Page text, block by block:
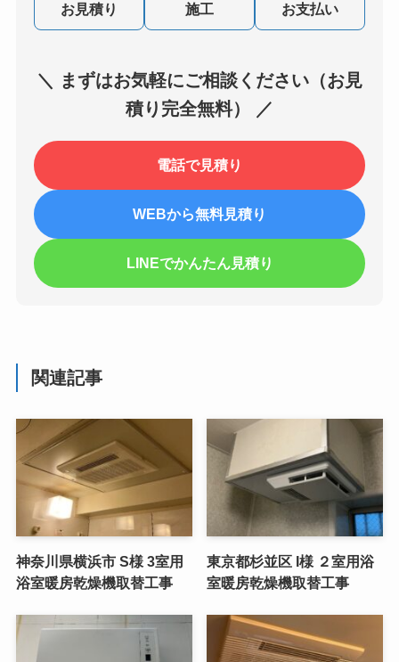
お見積り 施工 お支払い
＼ まずはお気軽にご相談ください（お見
積り完全無料） ／
電話で見積り
WEBから無料見積り
LINEでかんたん見積り
関連記事
神奈川県横浜市 S様 3室用
浴室暖房乾燥機取替工事
東京都杉並区 I様 ２室用浴
室暖房乾燥機取替工事